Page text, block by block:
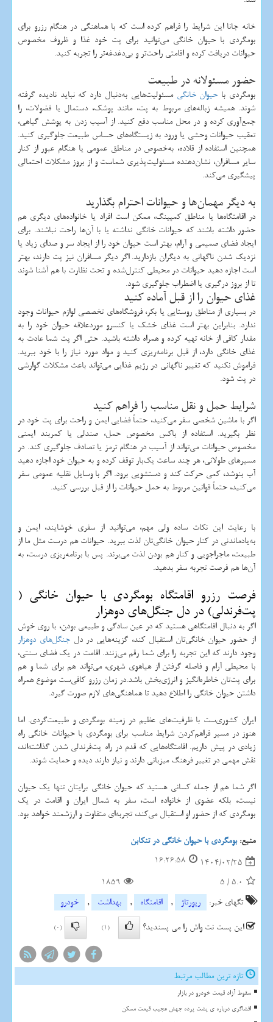
خانه جانا این شرایط را فراهم کرده است که با هماهنگی در هنگام رزرو برای
بومگردی با حیوان خانگی می‌توانید برای پت خود غذا و ظروف مخصوص
حیوانات دریافت کرده و اقامتی راحت‌تر و بی‌دغدغه‌تر را تجربه کنید.
حضور مسئولانه در طبیعت
بومگردی با حیوان خانگی مسئولیت‌هایی به‌دنبال دارد که نباید نادیده گرفته
شوند. همیشه زباله‌های مربوط به پت، مانند پوشک، دستمال یا فضولات، را
جمع‌آوری کرده و در محل مناسب دفع کنید. از آسیب زدن به پوشش گیاهی،
تعقیب حیوانات وحشی یا ورود به زیستگاه‌های حساس طبیعت جلوگیری کنید.
همچنین استفاده از قلاده، به‌خصوص در مناطق عمومی یا هنگام عبور از کنار
سایر مسافران، نشان‌دهنده مسئولیت‌پذیری شماست و از بروز مشکلات احتمالی
پیشگیری می‌کند.
به دیگر مهمان‌ها و حیوانات احترام بگذارید
در اقامتگاه‌ها یا مناطق کمپینگ، ممکن است افراد یا خانواده‌های دیگری هم
حضور داشته باشند که حیوانات خانگی نداشته یا با آن‌ها راحت نباشند. برای
ایجاد فضای صمیمی و آرام، بهتر است حیوان خود را از ایجاد سر و صدای زیاد یا
نزدیک شدن ناگهانی به دیگران بازدارید. اگر دیگر مسافران نیز پت دارند، بهتر
است اجازه دهید حیوانات در محیطی کنترل‌شده و تحت نظارت با هم آشنا شوند
تا از بروز درگیری یا اضطراب جلوگیری شود.
غذای حیوان را از قبل آماده کنید
در بسیاری از مناطق روستایی یا بکر، فروشگاه‌های تخصصی لوازم حیوانات وجود
ندارد. بنابراین بهتر است غذای خشک یا کنسرو موردعلاقه حیوان خود را به
مقدار کافی از خانه تهیه کرده و همراه داشته باشید. حتی اگر پت شما عادت به
غذای خانگی دارد، از قبل برنامه‌ریزی کنید و مواد مورد نیاز را با خود ببرید.
فراموش نکنید که تغییر ناگهانی در رژیم غذایی می‌تواند باعث مشکلات گوارشی
در پت شود.
شرایط حمل و نقل مناسب را فراهم کنید
اگر با ماشین شخصی سفر می‌کنید، حتماً فضایی ایمن و راحت برای پت خود در
نظر بگیرید. استفاده از باکس مخصوص حمل، صندلی یا کمربند ایمنی
مخصوص حیوانات می‌تواند از آسیب در هنگام ترمز یا تصادف جلوگیری کند. در
مسیرهای طولانی، هر چند ساعت یک‌بار توقف کرده و به حیوان خود اجازه دهید
آب بنوشد، کمی حرکت کند و دستشویی برود. اگر با وسایل نقلیه عمومی سفر
می‌کنید، حتماً قوانین مربوط به حمل حیوانات را از قبل بررسی کنید.
با رعایت این نکات ساده ولی مهم، می‌توانید از سفری خوشایند، ایمن و
به‌یادماندنی در کنار حیوان خانگی‌تان لذت ببرید. حیوانات هم درست مثل ما از
طبیعت، ماجراجویی و کنار هم بودن لذت می‌برند. پس با برنامه‌ریزی درست، به
آن‌ها هم فرصت تجربه سفر بدهید.
فرصت رزرو اقامتگاه بومگردی با حیوان خانگی (
پت‌فرندلی) در دل جنگل‌های دوهزار
اگر به دنبال اقامتگاهی هستید که در عین سادگی و طبیعی بودن، با روی خوش
از حضور حیوان خانگی‌تان استقبال کند، گزینه‌هایی در دلجنگل‌های دوهزار
وجود دارند که این تجربه را برای شما رقم می‌زنند. اقامت در یک فضای سنتی،
با محیطی آرام و فاصله گرفتن از هیاهوی شهری، می‌تواند هم برای شما و هم
برای پت‌تان خاطره‌انگیز و انرژی‌بخش باشد.در زمان رزرو کافی‌ست موضوع همراه
داشتن حیوان خانگی را اطلاع دهید تا هماهنگی‌های لازم صورت گیرد.
ایران کشوری‌ست با ظرفیت‌های عظیم در زمینه بومگردی و طبیعت‌گردی. اما
هنوز در مسیر فراهم‌کردن شرایط مناسب برای بومگردی با حیوانات خانگی راه
زیادی در پیش داریم. اقامتگاه‌هایی که قدم در راه پت‌فرندلی شدن گذاشته‌اند،
نقش مهمی در تغییر فرهنگ میزبانی دارند و نیاز دارند دیده و حمایت شوند.
اگر شما هم از جمله کسانی هستید که حیوان خانگی برایتان تنها یک حیوان
نیست، بلکه عضوی از خانواده است، سفر به شمال ایران و اقامت در یک
بومگردی که از حضور او استقبال می‌کند، تجربه‌ای متفاوت و ارزشمند خواهد بود.
منبع:بومگردی با حیوان خانگی در تنکابن
1404/02/25
16:26:58
5.0
/
5
1859
تگهای خبر:
رپورتاژ , اقامتگاه , بهداشت ,
خودرو
این پست نت واش را می پسندید؟
(1)
(0)
تازه ترین مطالب مرتبط
سقوط آزاد قیمت خودرو در بازار
افشاگری درباره ی پشت پرده جهش عجیب قیمت مسکن